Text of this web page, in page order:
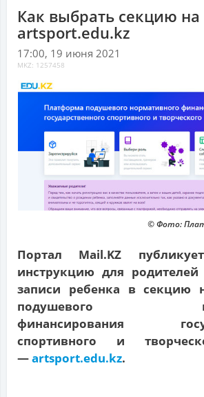
Как выбрать секцию
artsport.edu.kz
17:00, 19 июня 2021
MKZ: 1257458
© Фото:
Портал Mail.KZ
инструкцию для
записи ребенка в секцию
подушевого
финансирования
спортивного и
—artsport.edu.kz.